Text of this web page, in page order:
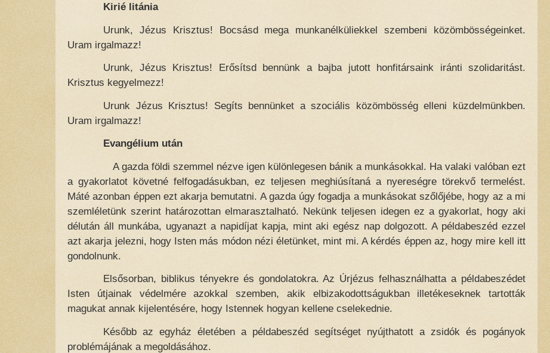
Kirié litánia
Urunk, Jézus Krisztus! Bocsásd mega munkanélküliekkel szembeni közömbösségeinket.
Uram irgalmazz!
Urunk, Jézus Krisztus! Erősítsd bennünk a bajba jutott honfitársaink iránti szolidaritást.
Krisztus kegyelmezz!
Urunk Jézus Krisztus! Segíts bennünket a szociális közömbösség elleni küzdelmünkben.
Uram irgalmazz!
Evangélium után
A gazda földi szemmel nézve igen különlegesen bánik a munkásokkal. Ha valaki valóban ezt
a gyakorlatot követné felfogadásukban, ez teljesen meghiúsítaná a nyereségre törekvő termelést.
Máté azonban éppen ezt akarja bemutatni. A gazda úgy fogadja a munkásokat szőlőjébe, hogy az a mi
szemléletünk szerint határozottan elmarasztalható. Nekünk teljesen idegen ez a gyakorlat, hogy aki
délután áll munkába, ugyanazt a napidíjat kapja, mint aki egész nap dolgozott. A példabeszéd ezzel
azt akarja jelezni, hogy Isten más módon nézi életünket, mint mi. A kérdés éppen az, hogy mire kell itt
gondolnunk.
Elsősorban, biblikus tényekre és gondolatokra. Az Úrjézus felhasználhatta a példabeszédet
Isten útjainak védelmére azokkal szemben, akik elbizakodottságukban illetékeseknek tartották
magukat annak kijelentésére, hogy Istennek hogyan kellene cselekednie.
Később az egyház életében a példabeszéd segítséget nyújthatott a zsidók és pogányok
problémájának a megoldásához.